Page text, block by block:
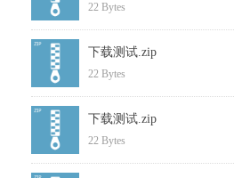
22 Bytes
下载测试.zip
22 Bytes
下载测试.zip
22 Bytes